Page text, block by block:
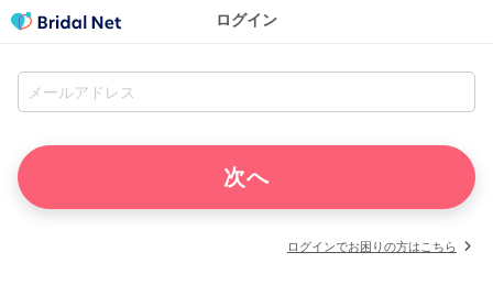
ログイン
ログインでお困りの方はこちら